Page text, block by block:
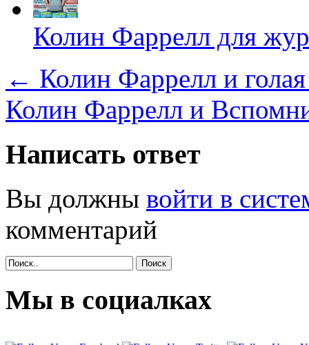
Колин Фаррелл для
← Колин Фаррелл и
Колин Фаррелл и
Написать ответ
Вы должны войти в
комментарий
Поиск
Мы в социалках